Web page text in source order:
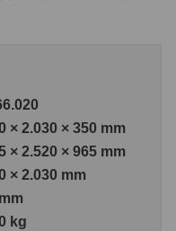
× 2.030 × 350 mm
× 2.520 × 965 mm
× 2.030 mm
kg